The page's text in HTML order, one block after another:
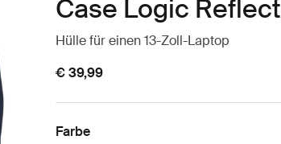
Case Logic Reflect
Hülle für einen 13-Zoll-Laptop
€ 39,99
Farbe